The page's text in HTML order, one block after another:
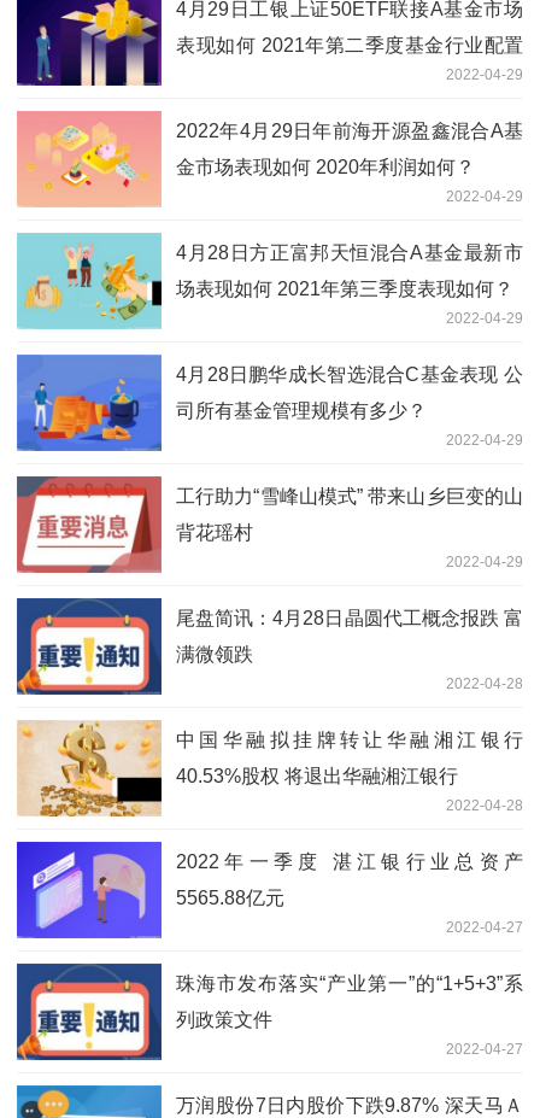
4月29日工银上证50ETF联接A基金市场
表现如何 2021年第二季度基金行业配置
2022-04-29
2022年4月29日年前海开源盈鑫混合A基
金市场表现如何 2020年利润如何？
2022-04-29
4月28日方正富邦天恒混合A基金最新市
场表现如何 2021年第三季度表现如何？
2022-04-29
4月28日鹏华成长智选混合C基金表现 公
司所有基金管理规模有多少？
2022-04-29
工行助力“雪峰山模式” 带来山乡巨变的山
背花瑶村
2022-04-29
尾盘简讯：4月28日晶圆代工概念报跌 富
满微领跌
2022-04-28
中国华融拟挂牌转让华融湘江银行
40.53%股权 将退出华融湘江银行
2022-04-28
2022年一季度 湛江银行业总资产
5565.88亿元
2022-04-27
珠海市发布落实“产业第一”的“1+5+3”系
列政策文件
2022-04-27
万润股份7日内股价下跌9.87% 深天马Ａ